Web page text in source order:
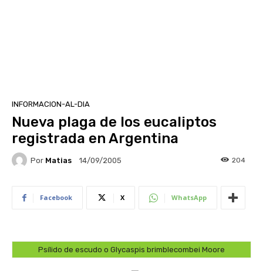
INFORMACION-AL-DIA
Nueva plaga de los eucaliptos
registrada en Argentina
Por Matias 14/09/2005 204
Facebook X WhatsApp
Psílido de escudo o Glycaspis brimblecombei Moore